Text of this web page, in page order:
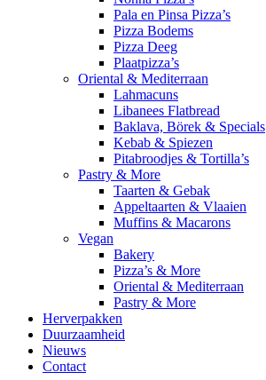
Pala en Pinsa Pizza’s
Pizza Bodems
Pizza Deeg
Plaatpizza’s
Oriental & Mediterraan
Lahmacuns
Libanees Flatbread
Baklava, Börek & Specials
Kebab & Spiezen
Pitabroodjes & Tortilla’s
Pastry & More
Taarten & Gebak
Appeltaarten & Vlaaien
Muffins & Macarons
Vegan
Bakery
Pizza’s & More
Oriental & Mediterraan
Pastry & More
Herverpakken
Duurzaamheid
Nieuws
Contact